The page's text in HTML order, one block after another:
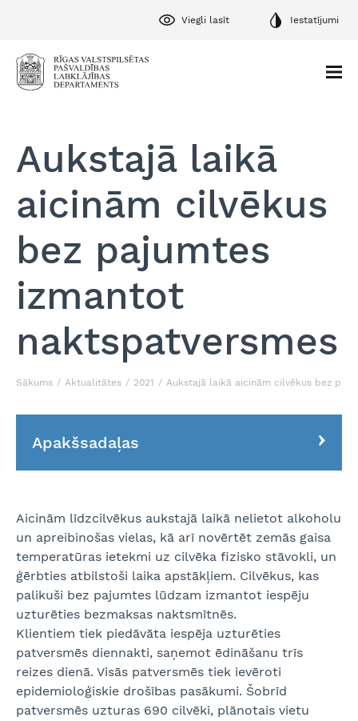
Viegli lasīt Iestatījumi
Aukstajā laikā
aicinām cilvēkus
bez pajumtes
izmantot
naktspatversmes
Sākums Aktualitātes 2021 Aukstajā laikā aicinām cilvēkus bez
Apakšsadaļas
Aicinām līdzcilvēkus aukstajā laikā nelietot alkoholu
un apreibinošas vielas, kā arī novērtēt zemās gaisa
temperatūras ietekmi uz cilvēka fizisko stāvokli, un
ģērbties atbilstoši laika apstākļiem. Cilvēkus, kas
palikuši bez pajumtes lūdzam izmantot iespēju
uzturēties bezmaksas naktsmītnēs.
Klientiem tiek piedāvāta iespēja uzturēties
patversmēs diennakti, saņemot ēdināšanu trīs
reizes dienā. Visās patversmēs tiek ievēroti
epidemioloģiskie drošības pasākumi. Šobrīd
patversmēs uzturas 690 cilvēki, plānotais vietu